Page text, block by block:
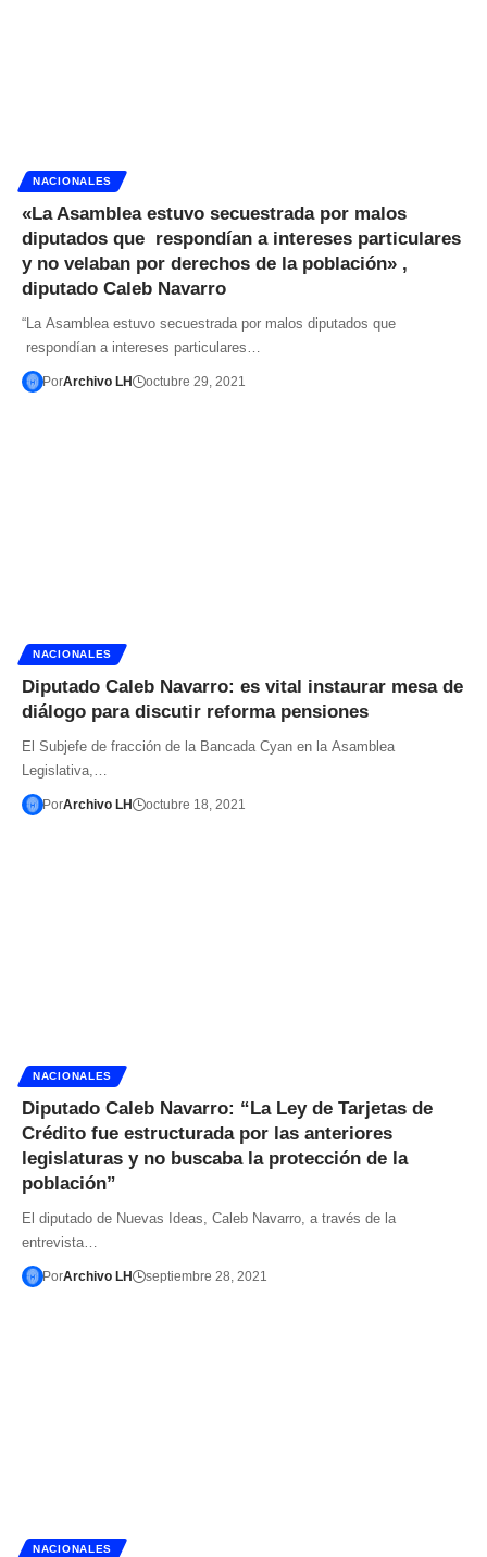
NACIONALES
«La Asamblea estuvo secuestrada por malos
diputados que respondían a intereses particulares
y no velaban por derechos de la población» ,
diputado Caleb Navarro
“La Asamblea estuvo secuestrada por malos diputados que
respondían a intereses particulares…
PorArchivo LH octubre 29, 2021
NACIONALES
Diputado Caleb Navarro: es vital instaurar mesa de
diálogo para discutir reforma pensiones
El Subjefe de fracción de la Bancada Cyan en la Asamblea
Legislativa,…
PorArchivo LH octubre 18, 2021
NACIONALES
Diputado Caleb Navarro: “La Ley de Tarjetas de
Crédito fue estructurada por las anteriores
legislaturas y no buscaba la protección de la
población”
El diputado de Nuevas Ideas, Caleb Navarro, a través de la
entrevista…
PorArchivo LH septiembre 28, 2021
NACIONALES